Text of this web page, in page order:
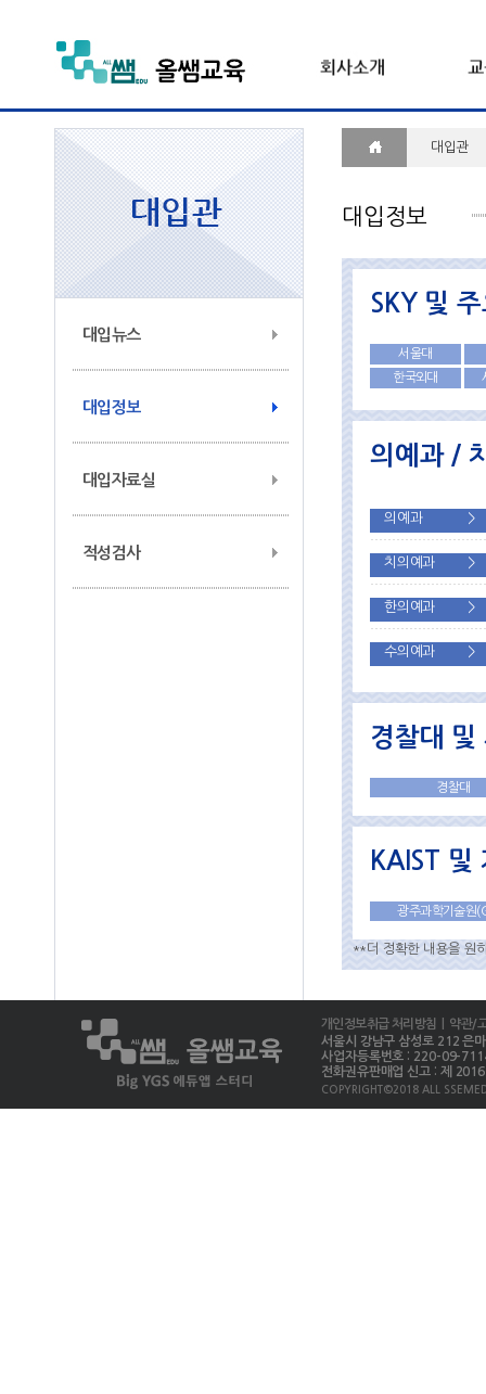
대입뉴스
대입정보
대입자료실
적성검사
대입관
대입정보
SKY 및
서울대
한국외대
의예과 /
의예과 >
치의예과 >
한의예과 >
수의예과 >
경찰대 및
경찰대
KAIST 및
광주과학기술원
**더 정확한 내용을 원
개인정보취급 처리방침
| 약관/
서울시 강남구 삼성로 212 은
사업자등록번호 : 220-09-
전화권유판매업 신고 : 제
COPYRIGHT©2018 ALL